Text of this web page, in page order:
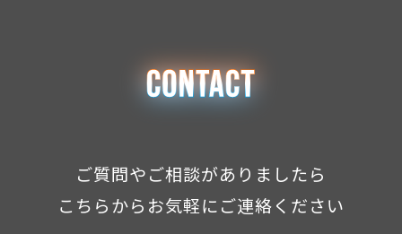
ご質問やご相談がありましたら
こちらからお気軽にご連絡ください